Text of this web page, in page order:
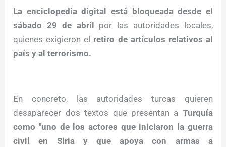
La enciclopedia digital está bloqueada desde el
sábado 29 de abril por las autoridades locales,
quienes exigieron el retiro de artículos relativos al
país y al terrorismo.
En concreto, las autoridades turcas quieren
desaparecer dos textos que presentan a Turquía
como "uno de los actores que iniciaron la guerra
civil en Siria y que apoya con armas a